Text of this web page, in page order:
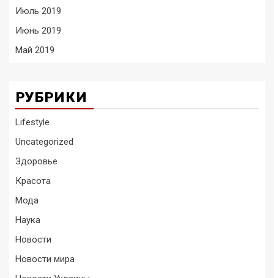
Июль 2019
Июнь 2019
Май 2019
РУБРИКИ
Lifestyle
Uncategorized
Здоровье
Красота
Мода
Наука
Новости
Новости мира